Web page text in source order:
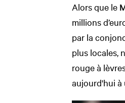
Alors que le
millions
par la
plus locales,
rouge à
aujourd'hui à